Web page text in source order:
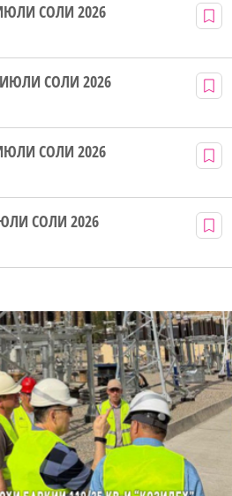
СОЛИ 2026
СОЛИ 2026
СОЛИ 2026
СОЛИ 2026